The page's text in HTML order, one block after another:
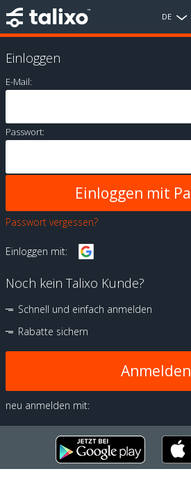
DE
Einloggen
E-Mail:
Passwort:
Passwort vergessen?
Einloggen mit:
Noch kein Talixo Kunde?
Schnell und einfach anmelden
Rabatte sichern
Anmelden
neu anmelden mit: